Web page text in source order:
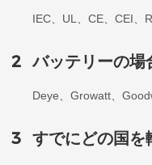
IEC、UL、CE、CEI、
2 バッテリーの場
Deye、Growatt、
3 すでにどの国を